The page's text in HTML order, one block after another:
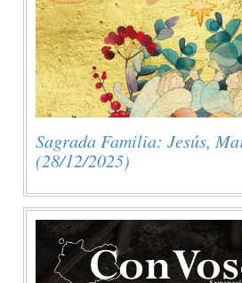
Sagrada Familia: Jesús,
(28/12/2025)